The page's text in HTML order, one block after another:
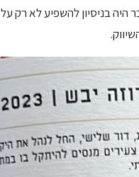
בניסיון להשפיע לא רק